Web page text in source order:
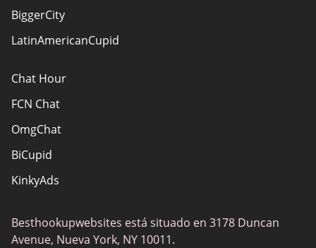
BiggerCity
LatinAmericanCupid
Chat Hour
FCN Chat
OmgChat
BiCupid
KinkyAds
Together2Night
Besthookupwebsites está situado en 3178 Duncan
Avenue, Nueva York, NY 10011.